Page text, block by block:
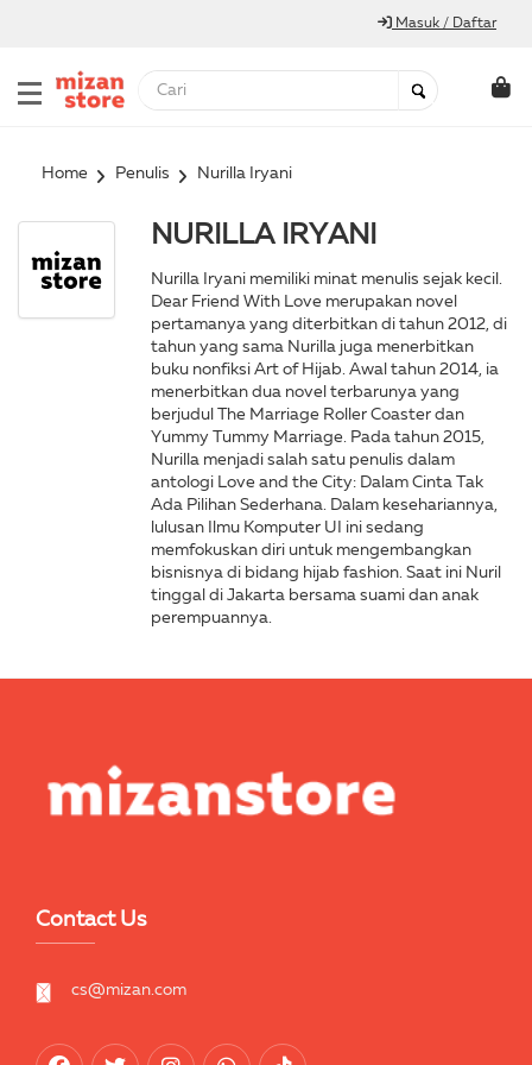
Masuk / Daftar
Home Penulis Nurilla Iryani
NURILLA IRYANI
Nurilla Iryani memiliki minat menulis sejak kecil.
Dear Friend With Love merupakan novel
pertamanya yang diterbitkan di tahun 2012, di
tahun yang sama Nurilla juga menerbitkan
buku nonfiksi Art of Hijab. Awal tahun 2014, ia
menerbitkan dua novel terbarunya yang
berjudul The Marriage Roller Coaster dan
Yummy Tummy Marriage. Pada tahun 2015,
Nurilla menjadi salah satu penulis dalam
antologi Love and the City: Dalam Cinta Tak
Ada Pilihan Sederhana. Dalam kesehariannya,
lulusan Ilmu Komputer UI ini sedang
memfokuskan diri untuk mengembangkan
bisnisnya di bidang hijab fashion. Saat ini Nuril
tinggal di Jakarta bersama suami dan anak
perempuannya.
Contact Us
cs@mizan.com